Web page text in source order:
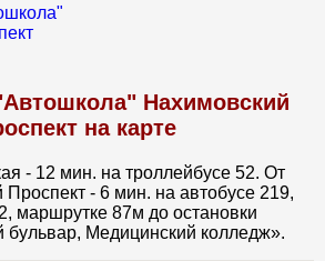
Нахимовский
на карте
- 12 мин. на троллейбусе 52. От
- 6 мин. на автобусе 219,
маршрутке 87м до остановки
Медицинский колледж».